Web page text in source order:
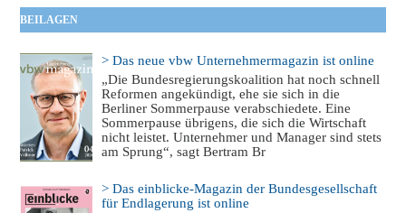
BEILAGEN
> Das neue vbw Unternehmermagazin ist online
„Die Bundesregierungskoalition hat noch schnell
Reformen angekündigt, ehe sie sich in die
Berliner Sommerpause verabschiedete. Eine
Sommerpause übrigens, die sich die Wirtschaft
nicht leistet. Unternehmer und Manager sind stets
am Sprung“, sagt Bertram Br
> Das einblicke-Magazin der Bundesgesellschaft
für Endlagerung ist online